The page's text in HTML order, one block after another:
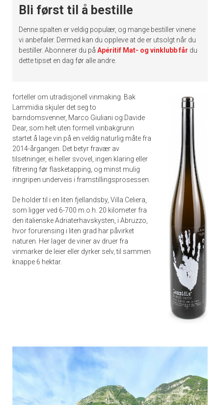
Bli først til å bestille
Denne spalten er veldig populær, og mange bestiller vinene
vi anbefaler. Dermed kan du oppleve at de er utsolgt når du
bestiller. Abonnerer du på Apéritif Mat- og vinklubb får du
dette tipset en dag før alle andre.
forteller om utradisjonell vinmaking. Bak
Lammidia skjuler det seg to
barndomsvenner, Marco Giuliani og Davide
Dear, som helt uten formell vinbakgrunn
startet å lage vin på en veldig naturlig måte fra
2014-årgangen. Det betyr fravær av
tilsetninger, ei heller svovel, ingen klaring eller
filtrering før flasketapping, og minst mulig
inngripen underveis i framstillingsprosessen.
De holder til i en liten fjellandsby, Villa Celiera,
som ligger ved 6-700 m.o.h. 20 kilometer fra
den italienske Adriaterhavskysten, i Abruzzo,
hvor forurensing i liten grad har påvirket
naturen. Her lager de viner av druer fra
vinmarker de leier eller dyrker selv, til sammen
knappe 6 hektar.